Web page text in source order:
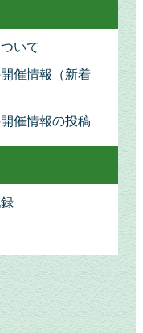
いて
催情報（新着
催情報の投稿